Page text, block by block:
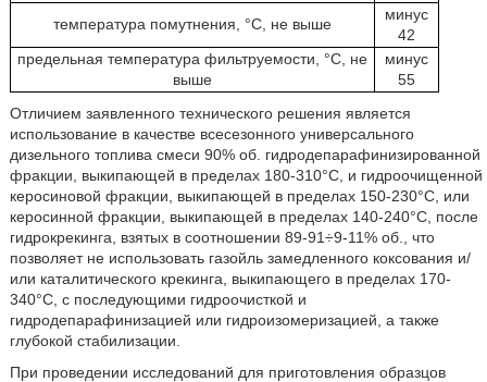
температура помутнения, °С, не выше
минус
42
предельная температура фильтруемости, °С, не
выше
минус
55
Отличием заявленного технического решения является
использование в качестве всесезонного универсального
дизельного топлива смеси 90% об. гидродепарафинизированной
фракции, выкипающей в пределах 180-310°С, и гидроочищенной
керосиновой фракции, выкипающей в пределах 150-230°C, или
керосинной фракции, выкипающей в пределах 140-240°C, после
гидрокрекинга, взятых в соотношении 89-91÷9-11% об., что
позволяет не использовать газойль замедленного коксования и/
или каталитического крекинга, выкипающего в пределах 170-
340°C, с последующими гидроочисткой и
гидродепарафинизацией или гидроизомеризацией, а также
глубокой стабилизации.
При проведении исследований для приготовления образцов